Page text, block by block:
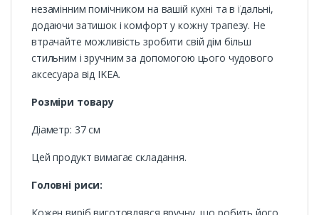
незамінним помічником на вашій кухні та в їдальні,
додаючи затишок і комфорт у кожну трапезу. Не
втрачайте можливість зробити свій дім більш
стильним і зручним за допомогою цього чудового
аксесуара від IKEA.
Розміри товару
Діаметр: 37 см
Цей продукт вимагає складання.
Головні риси:
Кожен виріб виготовлявся вручну, що робить його